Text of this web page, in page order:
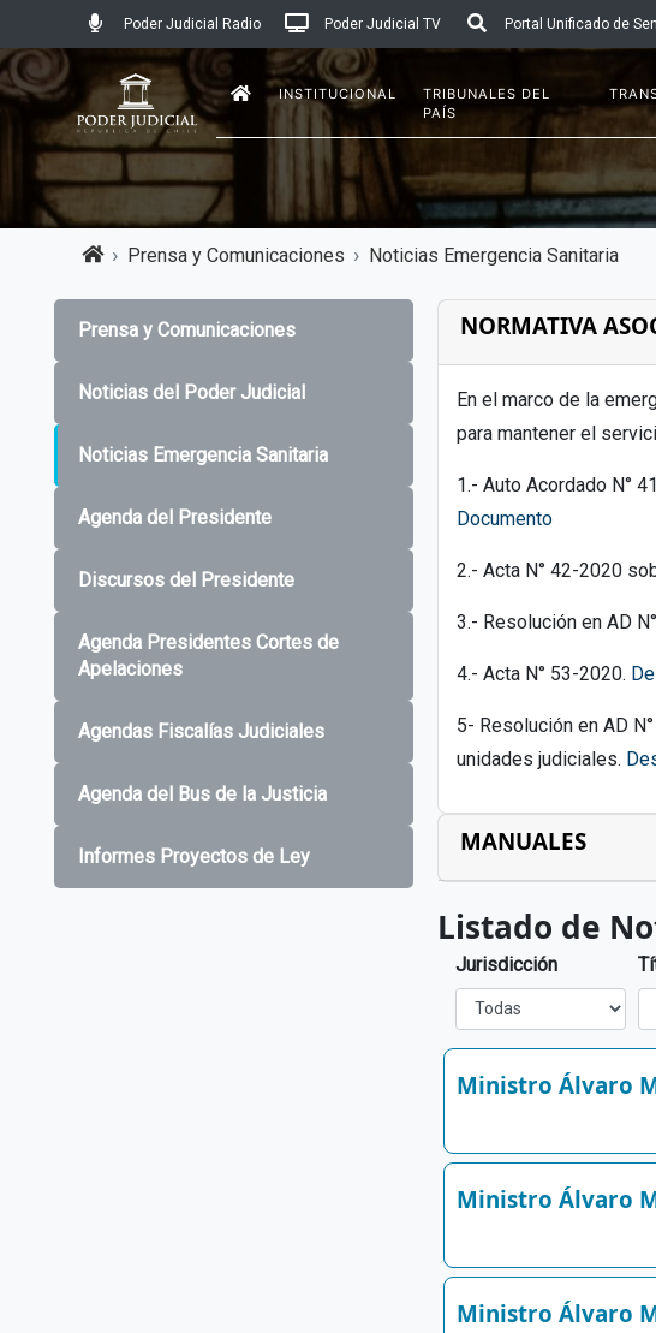
Poder Judicial Radio Poder Judicial TV Portal Unificado de
INSTITUCIONAL
TRIBUNALES DEL
PAÍS
Prensa y Comunicaciones Noticias Emergencia Sanitaria
Prensa y Comunicaciones
Noticias del Poder Judicial
Noticias Emergencia Sanitaria
Agenda del Presidente
Discursos del Presidente
Agenda Presidentes Cortes de
Apelaciones
Agendas Fiscalías Judiciales
Agenda del Bus de la Justicia
Informes Proyectos de Ley
NORMATIVA
En el marco de la
para mantener el
1.- Auto Acordado N°
Documento
2.- Acta N° 42-2020
3.- Resolución en AD
4.- Acta N° 53-2020.
5- Resolución en AD
unidades judiciales.
MANUALES
Listado de
Jurisdicción
Ministro Álvaro
Ministro Álvaro
Ministro Álvaro